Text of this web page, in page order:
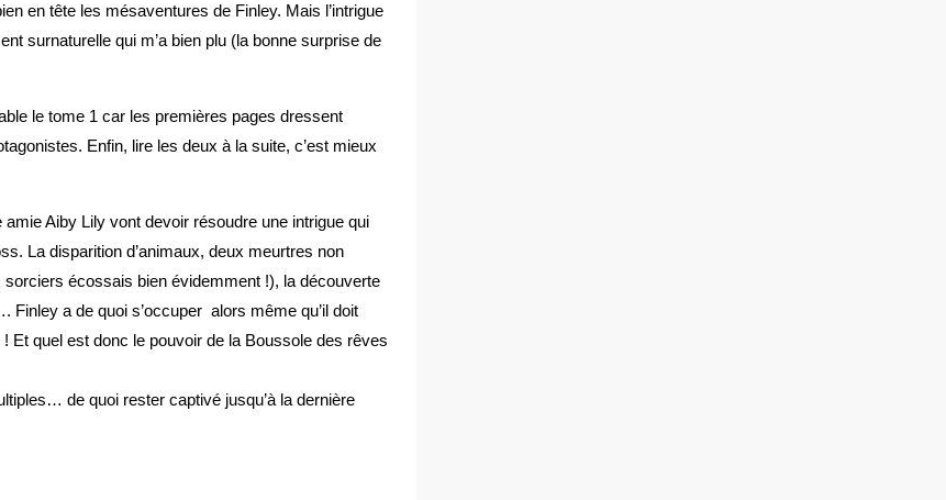
en tête les mésaventures de Finley. Mais l’intrigue
surnaturelle qui m’a bien plu (la bonne surprise de
le tome 1 car les premières pages dressent
Enfin, lire les deux à la suite, c’est mieux
amie Aiby Lily vont devoir résoudre une intrigue qui
La disparition d’animaux, deux meurtres non
sorciers écossais bien évidemment !), la découverte
a de quoi s’occuper alors même qu’il doit
Et quel est donc le pouvoir de la Boussole des rêves
de quoi rester captivé jusqu’à la dernière